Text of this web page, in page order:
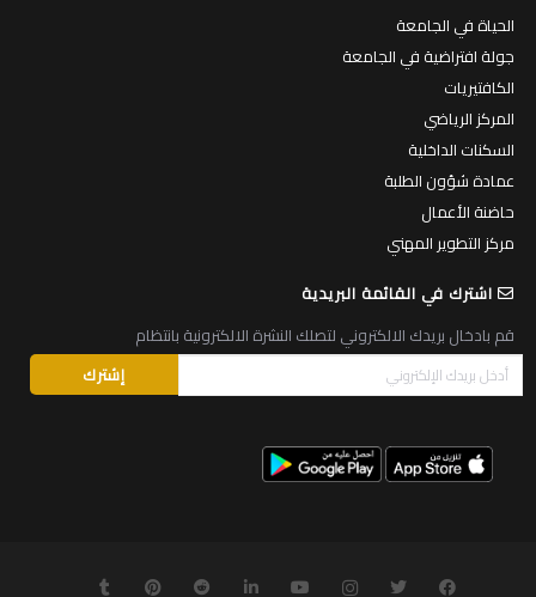
الحياة في الجامعة
جولة افتراضية في الجامعة
الكافتيريات
المركز الرياضي
السكنات الداخلية
عمادة شؤون الطلبة
حاضنة الأعمال
مركز التطوير المهني
اشترك في القائمة البريدية
قم بادخال بريدك الالكتروني لتصلك النشرة الالكترونية بانتظام